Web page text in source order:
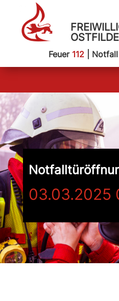
Feuer 112| Notfall
03.03.2025